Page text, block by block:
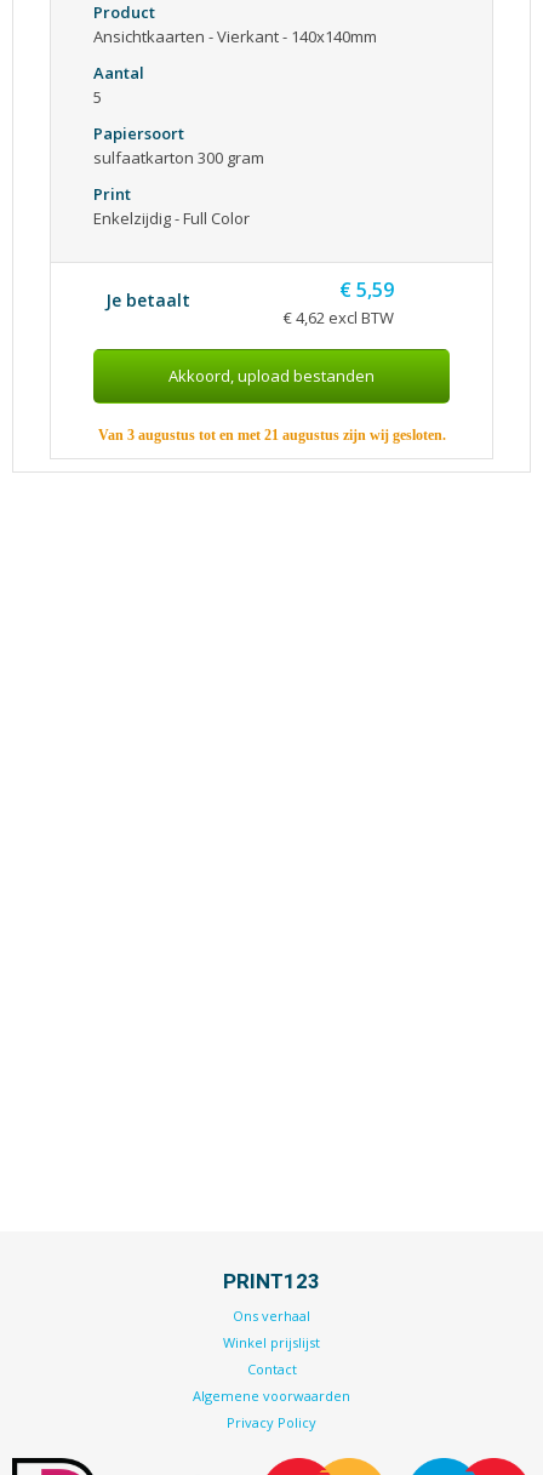
Product
Ansichtkaarten - Vierkant - 140x140mm
Aantal
5
Papiersoort
sulfaatkarton 300 gram
Print
Enkelzijdig - Full Color
Je betaalt € 5,59
€ 4,62 excl BTW
Van 3 augustus tot en met 21 augustus zijn wij gesloten.
PRINT123
Ons verhaal
Winkel prijslijst
Contact
Algemene voorwaarden
Privacy Policy